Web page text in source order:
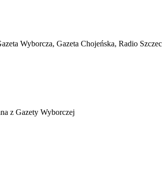
Wyborcza, Gazeta Chojeńska, Radio
z Gazety Wyborczej